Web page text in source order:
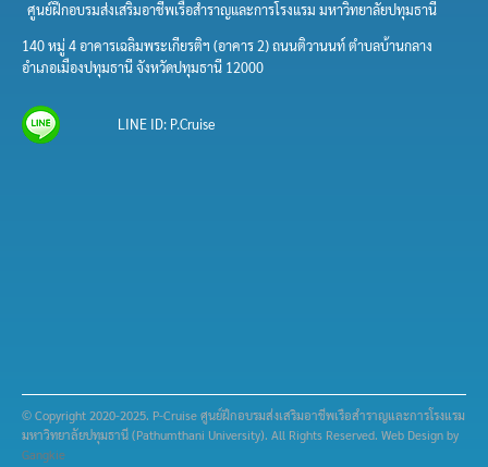
ศูนย์ฝึกอบรมส่งเสริมอาชีพเรือสำราญและการโรงแรม มหาวิทยาลัยปทุมธานี
140 หมู่ 4 อาคารเฉลิมพระเกียรติฯ (อาคาร 2) ถนนติวานนท์ ตำบลบ้านกลาง
อำเภอเมืองปทุมธานี จังหวัดปทุมธานี 12000
LINE ID: P.Cruise
© Copyright 2020-2025. P-Cruise ศูนย์ฝึกอบรมส่งเสริมอาชีพเรือสำราญและการโรงแรม
มหาวิทยาลัยปทุมธานี (Pathumthani University). All Rights Reserved. Web Design by
Gangkie